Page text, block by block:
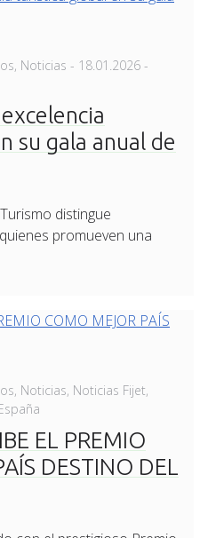
, Noticias - Posted
18.01.2026 -
su gala anual de
distingue
promueven una
, Noticias, Noticias Fijet,
EL PREMIO
DESTINO DEL